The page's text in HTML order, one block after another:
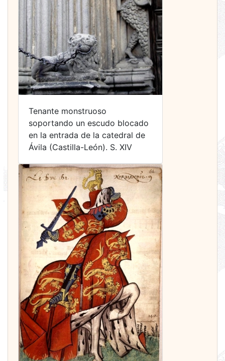
Tenante monstruoso
soportando un escudo blocado
en la entrada de la catedral de
Ávila (Castilla-León). S. XIV